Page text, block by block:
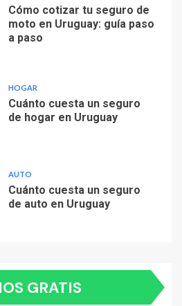
Cómo cotizar tu seguro de
moto en Uruguay: guía paso
a paso
HOGAR
Cuánto cuesta un seguro
de hogar en Uruguay
AUTO
Cuánto cuesta un seguro
de auto en Uruguay
GRATIS